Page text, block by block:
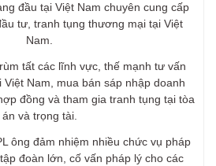
đầu tại Việt Nam chuyên cung cấp
tư, tranh tụng thương mại tại Việt
Nam.
tất các lĩnh vực, thế mạnh tư vấn
Nam, mua bán sáp nhập doanh
đồng và tham gia tranh tụng tại tòa
án và trọng tài.
ông đảm nhiệm nhiều chức vụ pháp
đoàn lớn, cố vấn pháp lý cho các